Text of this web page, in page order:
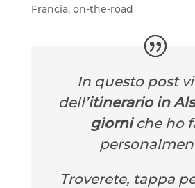
Francia, on-the-road
In questo post
dell’itinerario in
giorniche ho
Troverete, tappa